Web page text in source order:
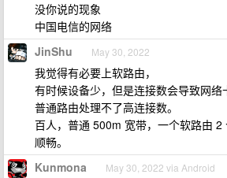
没你说的现象
中国电信的网络
JinShu May 30, 2022
我觉得有必要上软路由，
有时候设备少，但是连接数会导致网络
普通路由处理不了高连接数。
百人，普通 500m 宽带，一个软路由
顺畅。
Kunmona May 30, 2022 via Android